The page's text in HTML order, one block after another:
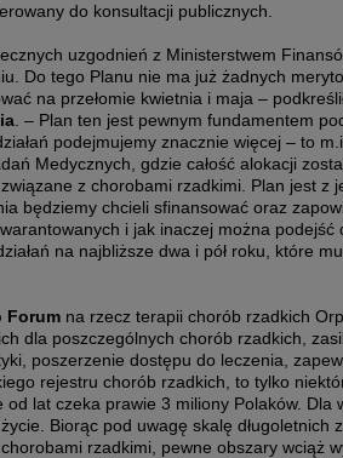
do konsultacji publicznych.
uzgodnień z Ministerstwem
Do tego Planu nie ma już żadnych
na przełomie kwietnia i maja –
. – Plan ten jest pewnym fundamentem
podejmujemy znacznie więcej – to
Medycznych, gdzie całość alokacji
z chorobami rzadkimi. Plan jest z
będziemy chcieli sfinansować oraz
i jak inaczej można podejść
na najbliższe dwa i pół roku, które
Forum na rzecz terapii chorób rzadkich
dla poszczególnych chorób rzadkich,
poszerzenie dostępu do leczenia,
rejestru chorób rzadkich, to tylko
lat czeka prawie 3 miliony Polaków. Dla
Biorąc pod uwagę skalę długoletnich
rzadkimi, pewne obszary wciąż